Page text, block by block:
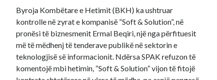
Byroja Kombëtare e Hetimit (BKH) ka ushtruar
kontrolle në zyrat e kompanisë “Soft & Solution”, në
pronësi të biznesmenit Ermal Beqiri, një nga përfituesit
më të mëdhenj të tenderave publikë në sektorin e
teknologjisë së informacionit. Ndërsa SPAK refuzon të
komentojë mbi hetimin, “Soft & Solution” vijon të fitojë